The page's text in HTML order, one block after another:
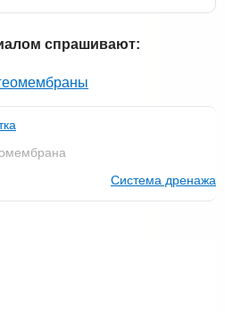
спрашивают:
Система дренажа